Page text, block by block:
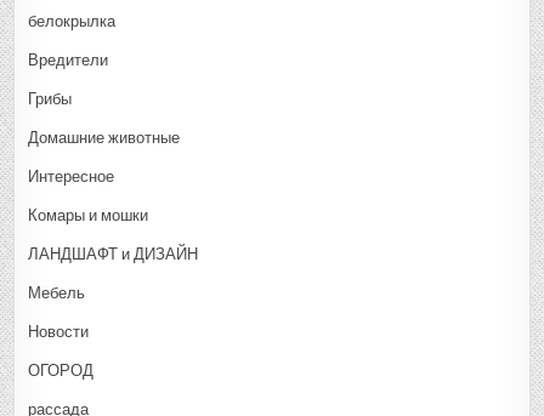
белокрылка
Вредители
Грибы
Домашние животные
Интересное
Комары и мошки
ЛАНДШАФТ и ДИЗАЙН
Мебель
Новости
ОГОРОД
рассада